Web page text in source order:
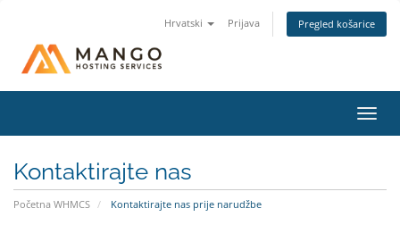
Hrvatski Prijava Pregled košarice
Kontaktirajte nas
Početna WHMCS Kontaktirajte nas prije narudžbe